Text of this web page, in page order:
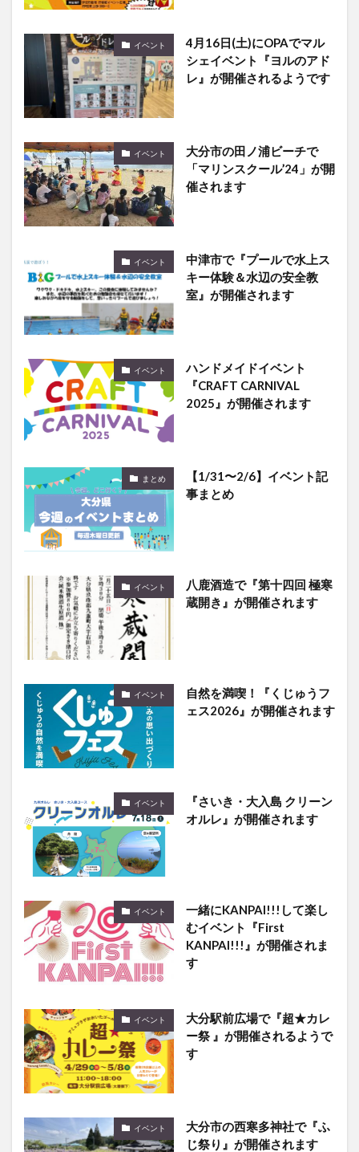
イベント
4月16日(土)にOPAでマル
シェイベント『ヨルのアド
レ』が開催されるようです
イベント
大分市の田ノ浦ビーチで
「マリンスクール’24」が開
催されます
イベント
中津市で『プールで水上ス
キー体験＆水辺の安全教
室』が開催されます
イベント
ハンドメイドイベント
『CRAFT CARNIVAL
2025』が開催されます
まとめ
【1/31〜2/6】イベント記
事まとめ
イベント
八鹿酒造で『第十四回 極寒
蔵開き』が開催されます
イベント
自然を満喫！『くじゅうフ
ェス2026』が開催されます
イベント
『さいき・大入島 クリーン
オルレ』が開催されます
イベント
一緒にKANPAI!!!して楽し
むイベント『First
KANPAI!!!』が開催されま
す
イベント
大分駅前広場で『超★カレ
ー祭 』が開催されるようで
す
イベント
大分市の西寒多神社で『ふ
じ祭り』が開催されます